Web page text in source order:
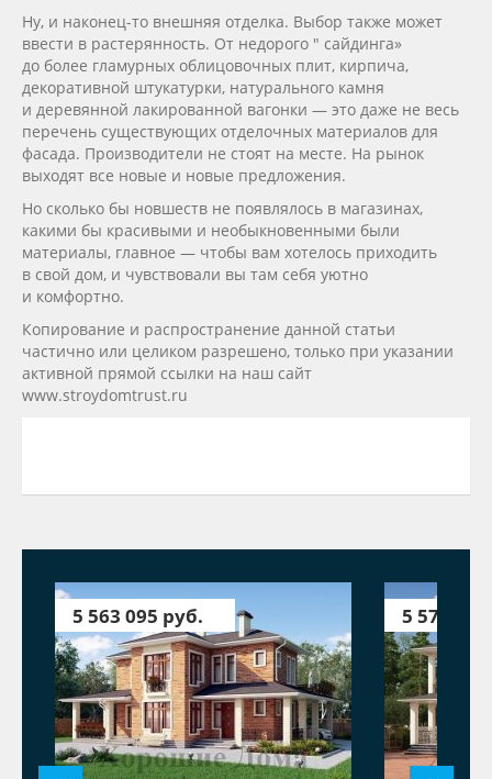
Ну, и наконец-то внешняя отделка. Выбор также может
ввести в растерянность. От недорого " сайдинга»
до более гламурных облицовочных плит, кирпича,
декоративной штукатурки, натурального камня
и деревянной лакированной вагонки — это даже не весь
перечень существующих отделочных материалов для
фасада. Производители не стоят на месте. На рынок
выходят все новые и новые предложения.
Но сколько бы новшеств не появлялось в магазинах,
какими бы красивыми и необыкновенными были
материалы, главное — чтобы вам хотелось приходить
в свой дом, и чувствовали вы там себя уютно
и комфортно.
Копирование и распространение данной статьи
частично или целиком разрешено, только при указании
активной прямой ссылки на наш сайт
www.stroydomtrust.ru
5 563 095 руб. 5 579